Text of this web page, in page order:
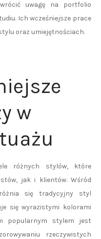
uwagę na portfolio
Ich wcześniejsze prace
oraz umiejętnościach.
w
różnych stylów, które
jak i klientów. Wśród
się tradycyjny styl
się wyrazistymi kolorami
popularnym stylem jest
rzeczywistych